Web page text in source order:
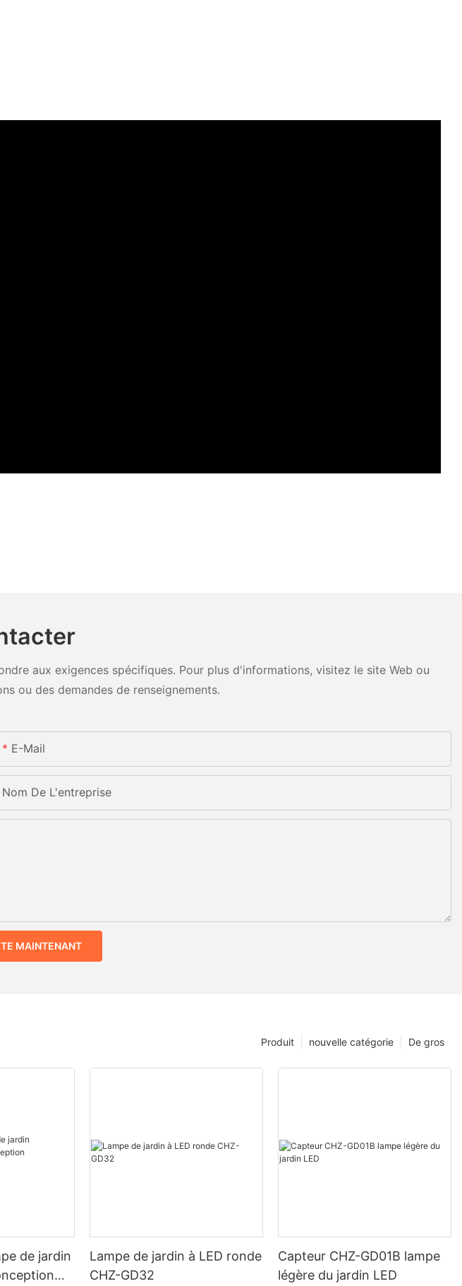
aux exigences spécifiques. Pour plus d'informations, visitez le site Web ou
ou des demandes de renseignements.
E-Mail
Nom De L'entreprise
MAINTENANT
De gros
nouvelle catégorie
Produit
de jardin
Lampe de jardin à LED ronde
CHZ-GD32
Capteur CHZ-GD01B lampe
légère du jardin LED